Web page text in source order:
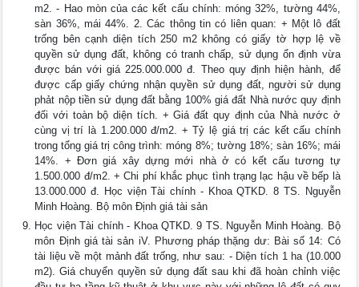
m2. - Hao mòn của các kết cấu chính: móng 32%, tường 44%,
sàn 36%, mái 44%. 2. Các thông tin có liên quan: + Một lô đất
trống bên cạnh diện tích 250 m2 không có giấy tờ hợp lệ về
quyền sử dụng đất, không có tranh chấp, sử dụng ổn định vừa
được bán với giá 225.000.000 đ. Theo quy định hiện hành, để
được cấp giấy chứng nhận quyền sử dụng đất, người sử dụng
phảt nộp tiền sử dụng đất bằng 100% giá đất Nhà nước quy định
đối với toàn bộ diện tích. + Giá đất quy định của Nhà nước ở
cùng vị trí là 1.200.000 đ/m2. + Tỷ lệ giá trị các kết cấu chính
trong tổng giá trị công trình: móng 8%; tường 18%; sàn 16%; mái
14%. + Đơn giá xây dựng mới nhà ở có kết cấu tương tự
1.500.000 đ/m2. + Chi phí khắc phục tình trạng lạc hậu về bếp là
13.000.000 đ. Học viện Tài chính - Khoa QTKD. 8 TS. Nguyễn
Minh Hoàng. Bộ môn Định giá tài sản
Học viện Tài chính - Khoa QTKD. 9 TS. Nguyễn Minh Hoàng. Bộ
môn Định giá tài sản iV. Phương pháp thặng dư: Bài số 14: Có
tài liệu về một mảnh đất trống, như sau: - Diện tích 1 ha (10.000
m2). Giá chuyển quyền sử dụng đất sau khi đã hoàn chỉnh việc